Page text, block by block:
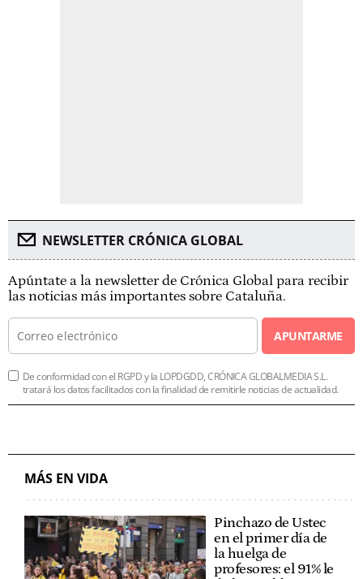
NEWSLETTER CRÓNICA GLOBAL
Apúntate a la newsletter de Crónica Global para recibir
las noticias más importantes sobre Cataluña.
APUNTARME
De conformidad con el RGPD y la LOPDGDD, CRÓNICA GLOBALMEDIA S.L.
tratará los datos facilitados con la finalidad de remitirle noticias de actualidad.
MÁS EN VIDA
Pinchazo de Ustec
en el primer día de
la huelga de
profesores: el 91% le